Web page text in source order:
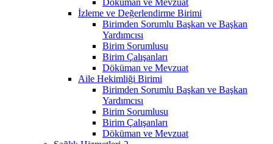
İzleme ve Değerlendirme Birimi
Birimden Sorumlu Başkan ve Başkan
Yardımcısı
Birim Sorumlusu
Birim Çalışanları
Döküman ve Mevzuat
Aile Hekimliği Birimi
Birimden Sorumlu Başkan ve Başkan
Yardımcısı
Birim Sorumlusu
Birim Çalışanları
Döküman ve Mevzuat